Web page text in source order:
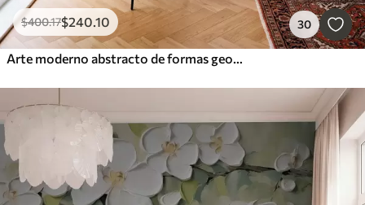
$400.17$240 .10 30